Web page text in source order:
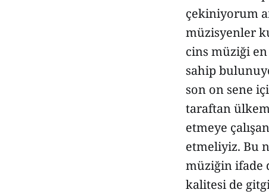
çekiniyorum
müzisyenler
cins müziği
sahip
son on sene
taraftan
etmeye
etmeliyiz. Bu
müziğin ifade
kalitesi de